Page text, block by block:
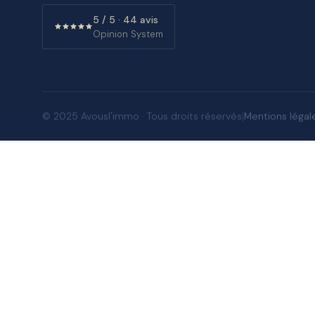
5 / 5 · 44 avis
Opinion System
© 2025 Avousl'immo · Tous droits réservés Mentions